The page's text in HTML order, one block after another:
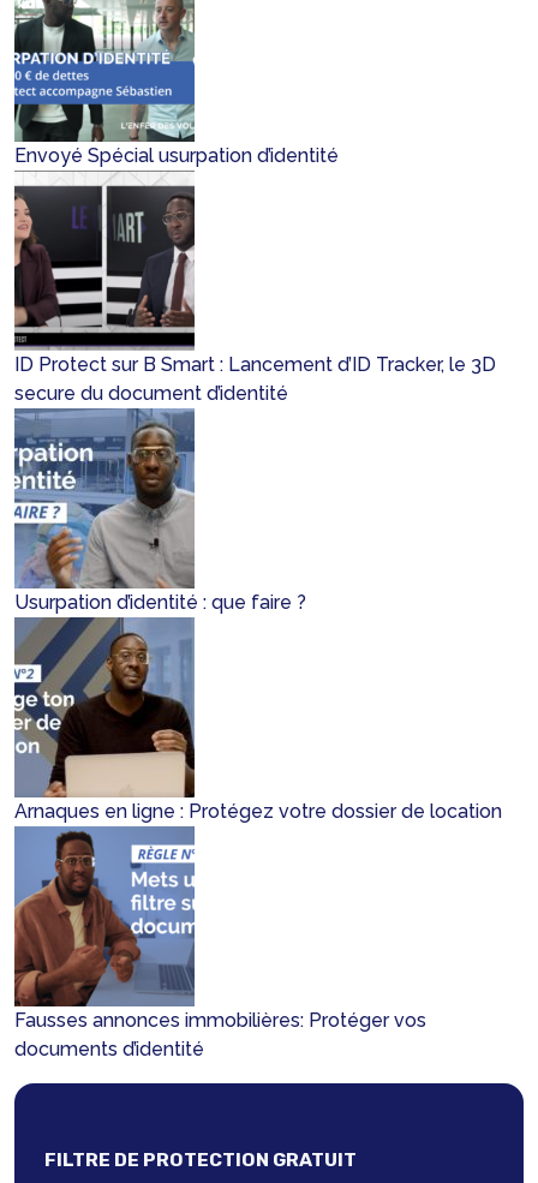
Envoyé Spécial usurpation d’identité
ID Protect sur B Smart : Lancement d’ID Tracker, le 3D
secure du document d’identité
Usurpation d’identité : que faire ?
Arnaques en ligne : Protégez votre dossier de location
Fausses annonces immobilières: Protéger vos
documents d’identité
FILTRE DE PROTECTION GRATUIT